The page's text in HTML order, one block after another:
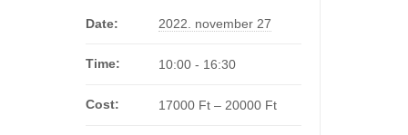
Date: 2022. november 27
Time: 10:00 - 16:30
Cost: 17000 Ft – 20000 Ft